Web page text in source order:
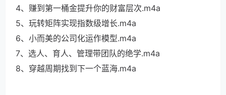
4、赚到第一桶金提升你的财富层次.m4a
5、玩转矩阵实现指数级增长.m4a
6、小而美的公司化运作模型.m4a
7、选人、育人、管理带团队的绝学.m4a
8、穿越周期找到下一个蓝海.m4a